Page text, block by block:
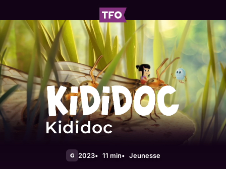
Kididoc
G 2023 11 min Jeunesse